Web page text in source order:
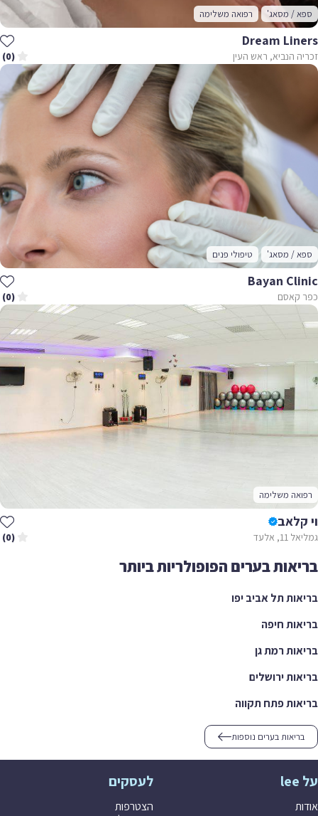
ספא / מסאג' רפואה משלימה
Dream Liners
זכריה הנביא, ראש העין (0)
ספא / מסאג' טיפולי פנים
Bayan Clinic
כפר קאסם (0)
רפואה משלימה
וי קלאב
גמליאל 11, אלעד (0)
בריאות בערים הפופולריות ביותר
בריאות תל אביב יפו
בריאות חיפה
בריאות רמת גן
בריאות ירושלים
בריאות פתח תקווה
בריאות בערים נוספות
על lee
אודות
לעסקים
הצטרפות